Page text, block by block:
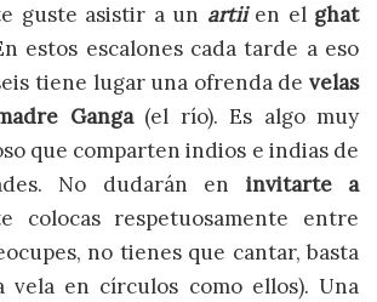
guste asistir a un artiien el ghat
estos escalones cada tarde a eso
tiene lugar una ofrenda de velas
Ganga(el río). Es algo muy
que comparten indios e indias de
No dudarán en invitarte a
respetuosamente entre
no tienes que cantar, basta
vela en círculos como ellos). Una